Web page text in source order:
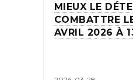
MIEUX LE
COMBATTRE
AVRIL 2026 À